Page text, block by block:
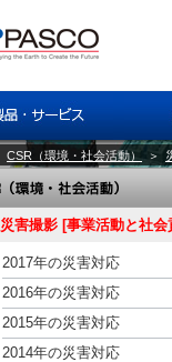
CSR（環境・社会活動） ＞
災害撮影 [事業活動と社会
2017年の災害対応
2016年の災害対応
2015年の災害対応
2014年の災害対応